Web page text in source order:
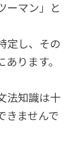
ーマン」と
定し、その
ります。
法知識は十
きませんで